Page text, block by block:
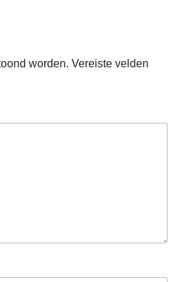
worden. Vereiste velden